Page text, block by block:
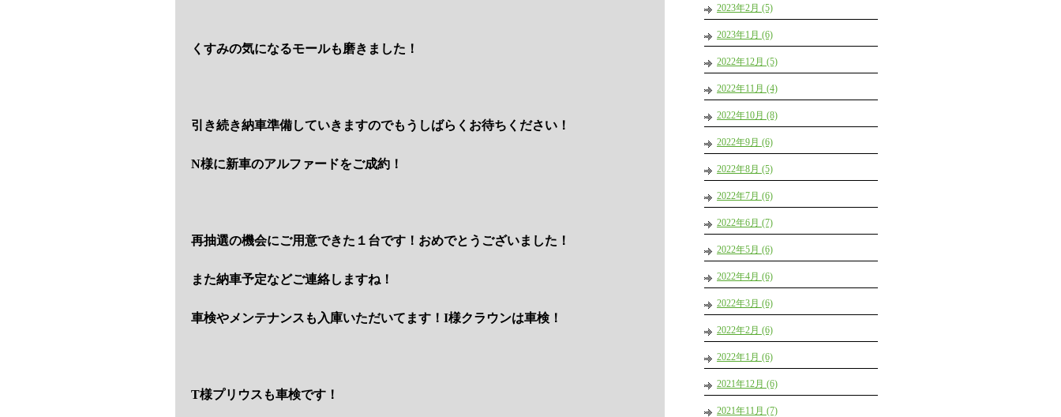
くすみの気になるモールも磨きました！
引き続き納車準備していきますのでもうしばらくお待ちください！
N様に新車のアルファードをご成約！
再抽選の機会にご用意できた１台です！おめでとうございました！
また納車予定などご連絡しますね！
車検やメンテナンスも入庫いただいてます！I様クラウンは車検！
T様プリウスも車検です！
2023年2月 (5)
2023年1月 (6)
2022年12月 (5)
2022年11月 (4)
2022年10月 (8)
2022年9月 (6)
2022年8月 (5)
2022年7月 (6)
2022年6月 (7)
2022年5月 (6)
2022年4月 (6)
2022年3月 (6)
2022年2月 (6)
2022年1月 (6)
2021年12月 (6)
2021年11月 (7)